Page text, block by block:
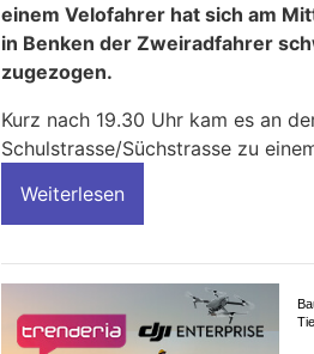
einem Velofahrer hat sich am
in Benken der Zweiradfahrer
zugezogen.
Kurz nach 19.30 Uhr kam es an
Schulstrasse/Süchstrasse zu
Weiterlesen